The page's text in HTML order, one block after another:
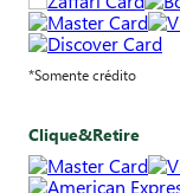
*Somente crédito
Clique&Retire